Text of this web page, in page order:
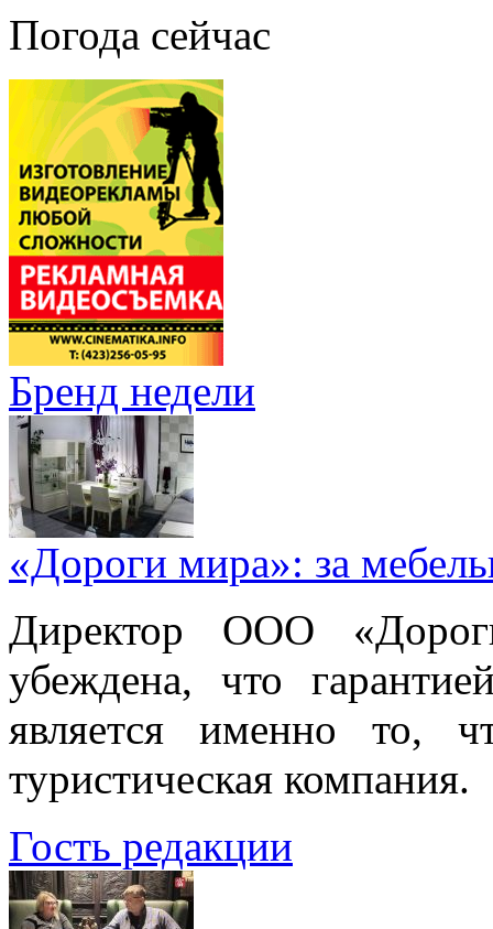
Погода сейчас
Бренд недели
«Дороги мира»: за
Директор ООО
убеждена, что
является именно то,
туристическая компания.
Гость редакции